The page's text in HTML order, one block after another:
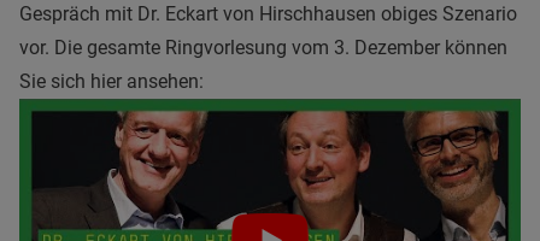
Gespräch mit Dr. Eckart von Hirschhausen obiges Szenario
vor. Die gesamte Ringvorlesung vom 3. Dezember können
Sie sich hier ansehen: